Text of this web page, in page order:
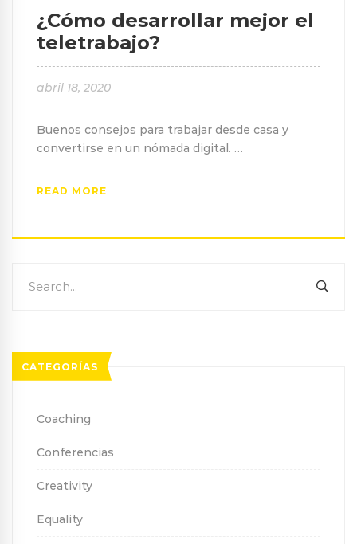
¿Cómo desarrollar mejor el
teletrabajo?
abril 18, 2020
Buenos consejos para trabajar desde casa y
convertirse en un nómada digital. …
READ MORE
for:
CATEGORÍAS
Coaching
Conferencias
Creativity
Equality